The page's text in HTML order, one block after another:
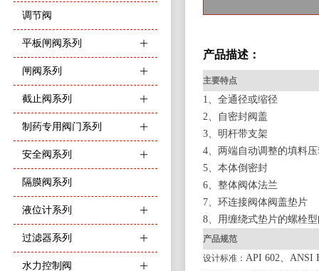
主要特点
1、全通径或缩径
2、自密封阀盖
3、明杆带支架
4、两端自动调整的填料
5、本体倒密封
6、整体阀体法兰
7、环连接阀体阀盖垫片
8、用缠绕式垫片的螺栓
产品规范
设计标准： API 602、ANSI
产品描述：
调节阀
ꄶ
平板闸阀系列
ꄶ
闸阀系列
ꄶ
截止阀系列
ꄶ
制药专用阀门系列
ꄶ
安全阀系列
隔膜阀系列
ꄶ
液位计系列
ꄶ
过滤器系列
ꄶ
水力控制阀